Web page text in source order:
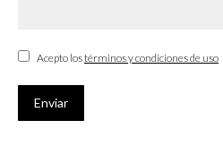
Acepto lostérminos y condiciones de uso
Enviar